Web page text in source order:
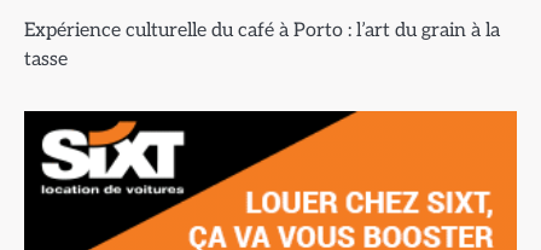
Expérience culturelle du café à Porto : l’art du grain à la
tasse